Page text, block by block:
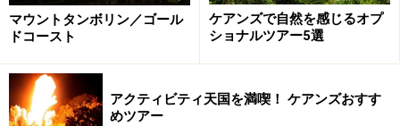
ホームページ」を確認するなど、安全確保に十分注意を払ってく
ださい。
マウントタンボリン／ゴール
ドコースト
ケアンズで自然を感じるオプ
ショナルツアー5選
アクティビティ天国を満喫！ ケアンズおすす
めツアー